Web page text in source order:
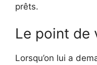
prêts.
Le point de
Lorsqu’on lui a